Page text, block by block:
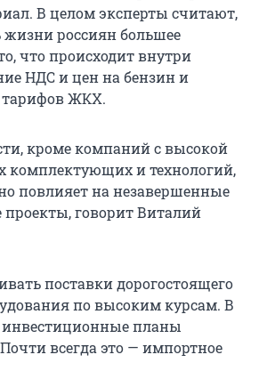
В целом эксперты считают,
жизни россиян большее
что происходит внутри
НДС и цен на бензин и
ЖКХ.
кроме компаний с высокой
комплектующих и технологий,
повлияет на незавершенные
говорит Виталий
поставки дорогостоящего
по высоким курсам. В
планы
всегда это — импортное